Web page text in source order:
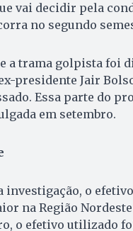
vai decidir pela
no segundo
a trama golpista foi
presidente Jair
Essa parte do
em setembro.
investigação, o
na Região
o efetivo utilizado